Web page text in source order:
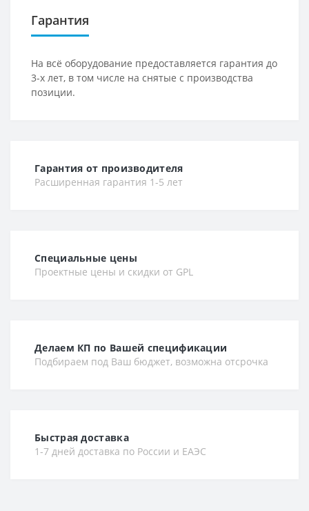
Гарантия
На всё оборудование предоставляется гарантия до
3-х лет, в том числе на снятые с производства
позиции.
Гарантия от производителя
Расширенная гарантия 1-5 лет
Специальные цены
Проектные цены и скидки от GPL
Делаем КП по Вашей спецификации
Подбираем под Ваш бюджет, возможна отсрочка
Быстрая доставка
1-7 дней доставка по России и ЕАЭС